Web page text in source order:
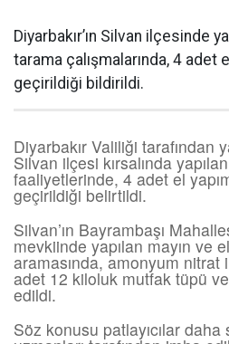
Diyarbakır’ın Silvan ilçesinde
tarama çalışmalarında, 4 adet
geçirildiği bildirildi.
Diyarbakır Valiliği tarafından
Silvan ilçesi kırsalında
faaliyetlerinde, 4 adet el
geçirildiği belirtildi.
Silvan’ın Bayrambaşı
mevkiinde yapılan mayın ve el
aramasında, amonyum nitrat
adet 12 kiloluk mutfak tüpü
edildi.
Söz konusu patlayıcılar